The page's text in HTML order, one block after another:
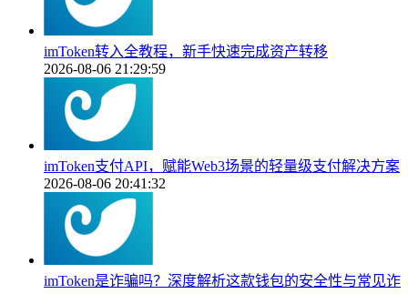
imToken转入全教程，新手快速完成资产转移
2026-08-06 21:29:59
imToken支付API，赋能Web3场景的轻量级支付解决方案
2026-08-06 20:41:32
imToken是诈骗吗？深度解析这款钱包的安全性与常见诈